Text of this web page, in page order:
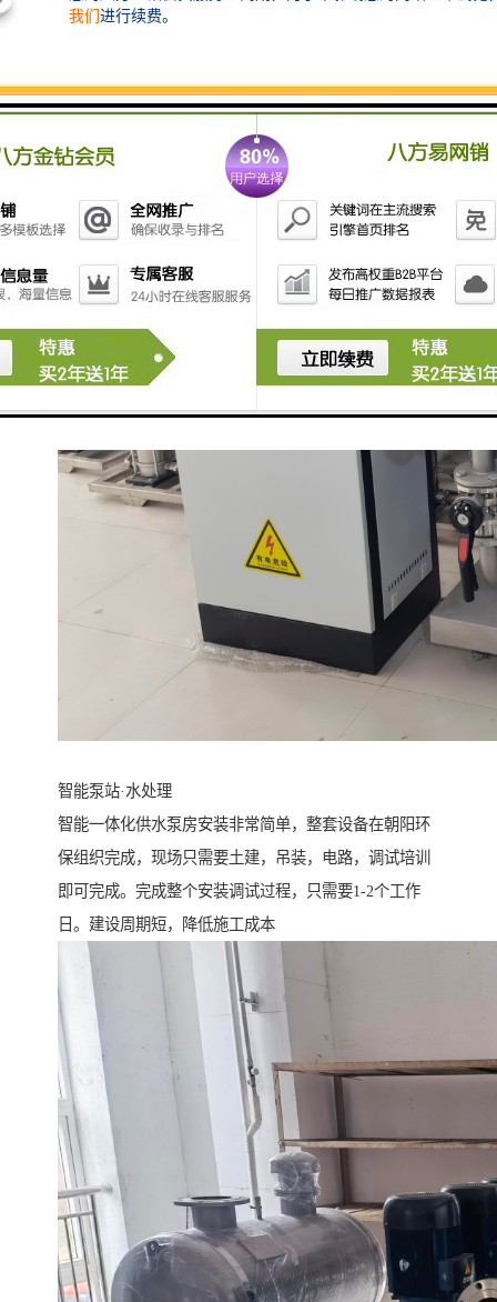
智能泵站·水处理
智能一体化供水泵房安装非常简单，整套设备在朝阳环
保组织完成，现场只需要土建，吊装，电路，调试培训
即可完成。完成整个安装调试过程，只需要1-2个工作
日。建设周期短，降低施工成本